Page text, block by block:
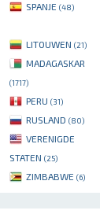
SPANJE (48)
LITOUWEN (21)
MADAGASKAR
(1717)
PERU (31)
RUSLAND (80)
VERENIGDE
STATEN (25)
ZIMBABWE (6)